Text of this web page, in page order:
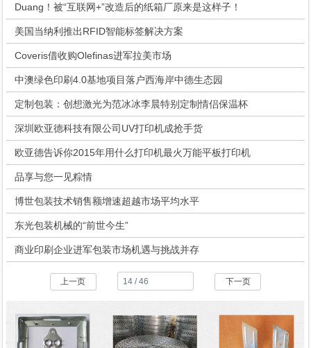
Duang！被“互联网+”改造后的纸箱厂原来是这样子！
美国当纳利推出RFID智能标签解决方案
Coveris借收购Olefinas进军拉美市场
中澳绿色印刷4.0基地项目落户西海岸中德生态园
定制包装：创想激光为范冰冰李晨特别定制情侣保温杯
深圳欧亚德科技有限公司UV打印机成抢手货
欧亚德告诉你2015年用什么打印机最火万能平板打印机
品享与您一见粽情
博世包装技术销售额增速超越市场平均水平
东光包装机械的“前世今生”
商业印刷企业进军包装市场机遇与挑战并存
上一页 下一页